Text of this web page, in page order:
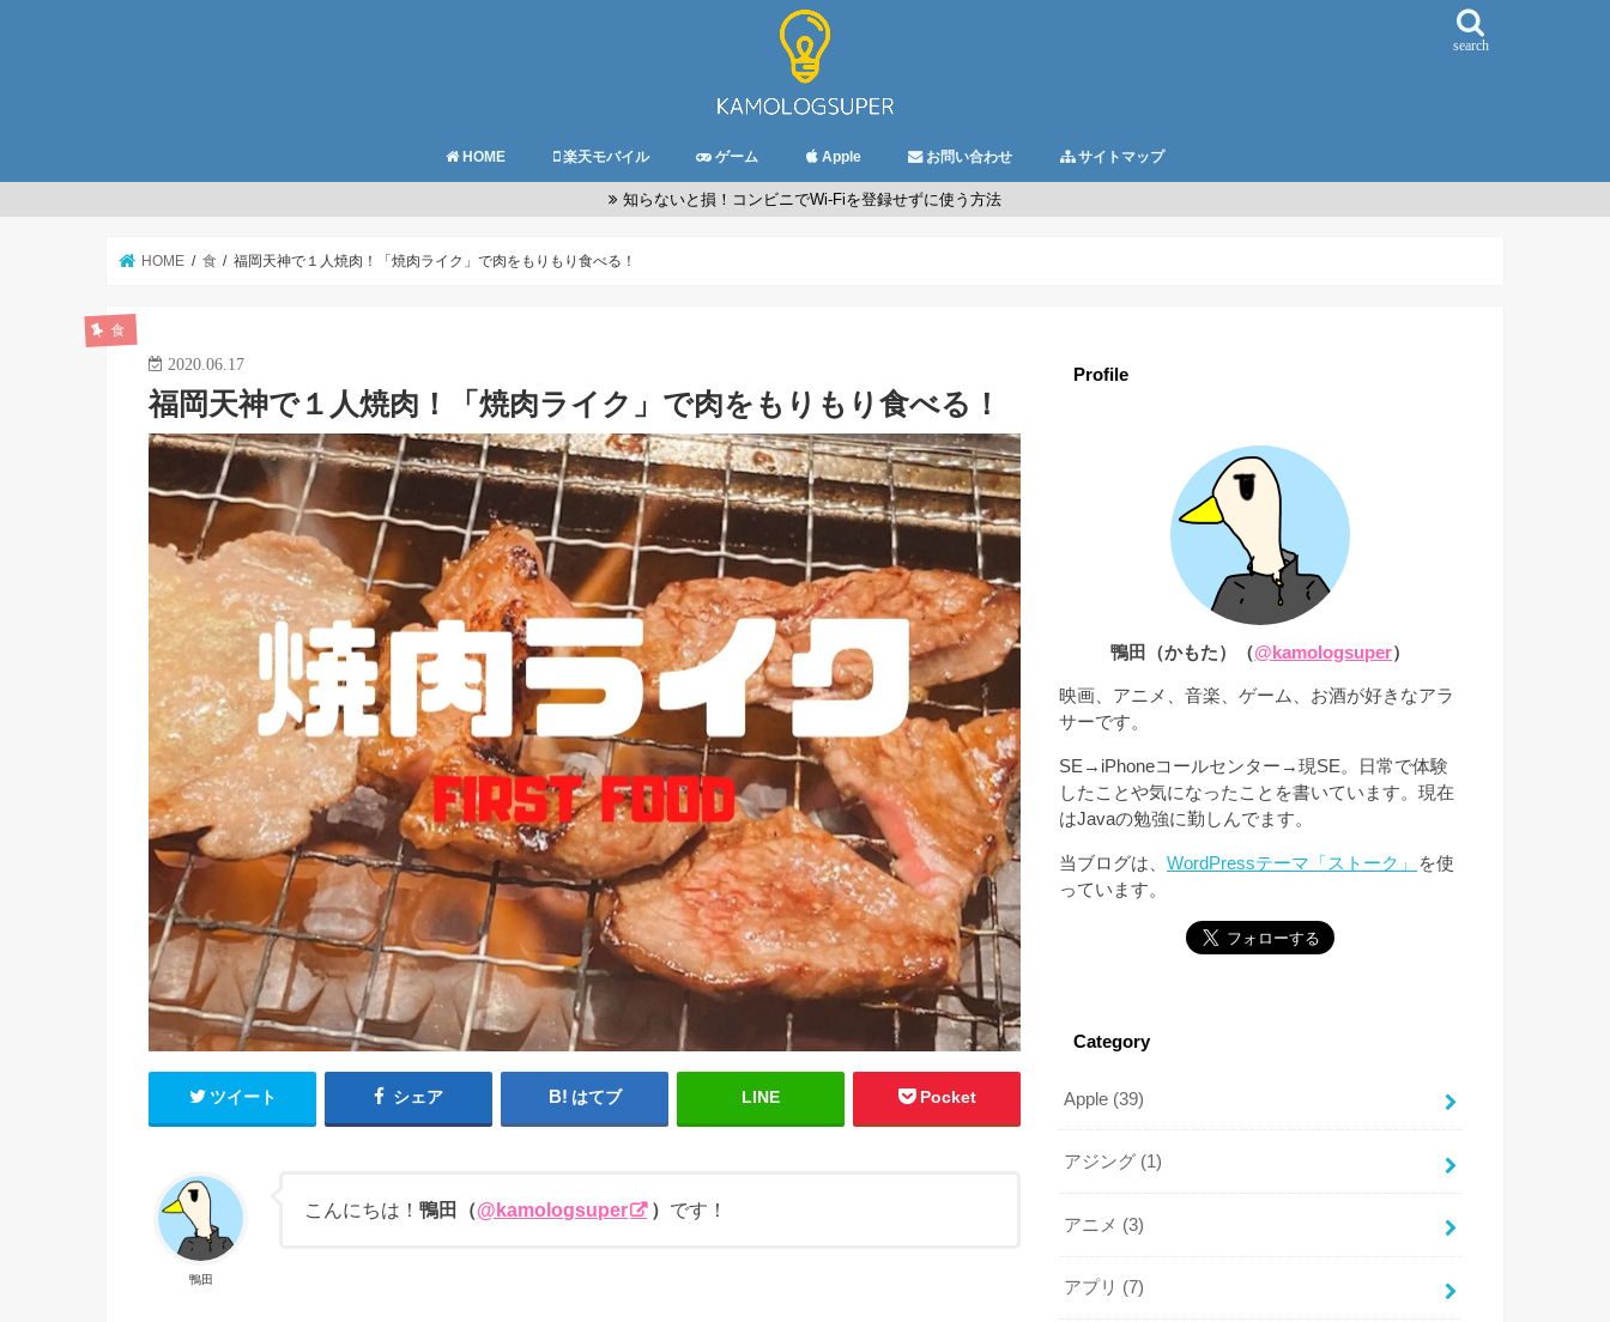
search
HOME 楽天モバイル ゲーム Apple お問い合わせ サイトマップ
知らないと損！コンビニでWi-Fiを登録せずに使う方法
HOME 食 福岡天神で１人焼肉！「焼肉ライク」で肉をもりもり食べる！
食
2020.06.17
福岡天神で１人焼肉！「焼肉ライク」で肉をもりもり食べる！
ツイート シェア はてブ LINE Pocket
鴨田
こんにちは！鴨田（@kamologsuper ） です！
Profile
鴨田（かもた）（@kamologsuper）
映画、アニメ、音楽、ゲーム、お酒が好きなアラ
サーです。
SE→iPhoneコールセンター→現SE。日常で体験
したことや気になったことを書いています。現在
はJavaの勉強に勤しんでます。
当ブログは、 WordPressテーマ「ストーク」
を使
っています。
Category
Apple (39)
アジング (1)
アニメ (3)
アプリ (7)